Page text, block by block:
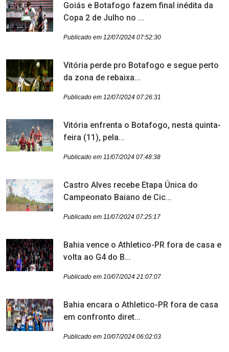
Goiás e Botafogo fazem final inédita da
Copa 2 de Julho no ...
Publicado em 12/07/2024 07:52:30
Vitória perde pro Botafogo e segue perto
da zona de rebaixa...
Publicado em 12/07/2024 07:26:31
Vitória enfrenta o Botafogo, nesta quinta-
feira (11), pela...
Publicado em 11/07/2024 07:48:38
Castro Alves recebe Etapa Única do
Campeonato Baiano de Cic...
Publicado em 11/07/2024 07:25:17
Bahia vence o Athletico-PR fora de casa e
volta ao G4 do B...
Publicado em 10/07/2024 21:07:07
Bahia encara o Athletico-PR fora de casa
em confronto diret...
Publicado em 10/07/2024 06:02:03